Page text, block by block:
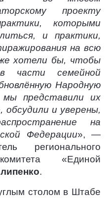
проекту
которыми
и практики,
на всю
хотели бы, чтобы
части семейной
Народную
мы представили их
и уверены,
на
Федерации», —
регионального
«Единой
.
столом в Штабе